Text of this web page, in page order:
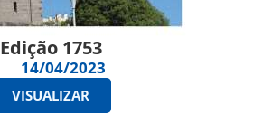
Edição 1753
14/04/2023
VISUALIZAR